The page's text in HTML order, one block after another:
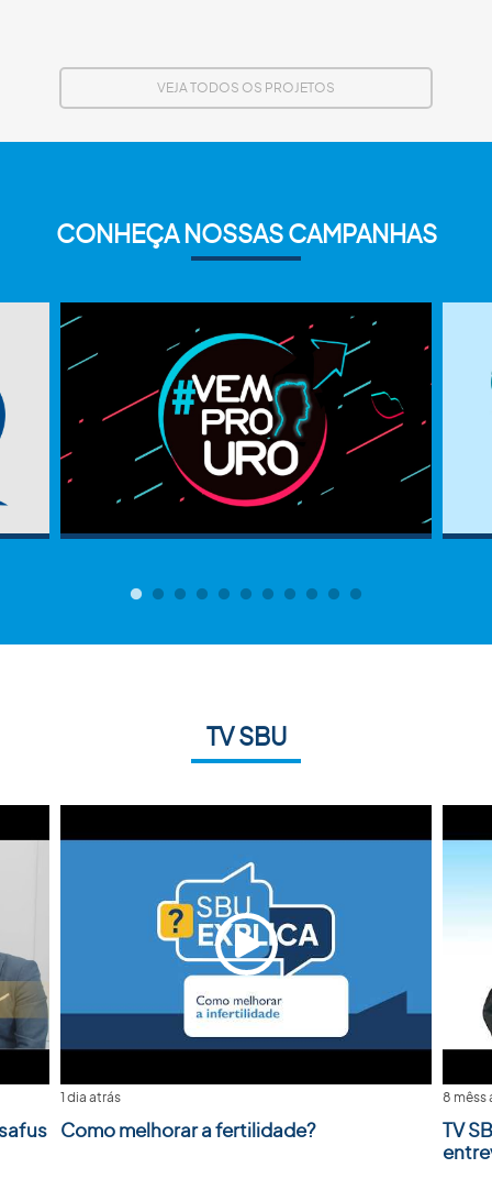
VEJA TODOS OS PROJETOS
CONHEÇA NOSSAS CAMPANHAS
TV SBU
1 dia atrás
Como melhorar a fertilidade?
8 mêss
TV